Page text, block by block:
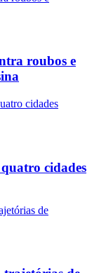
roubos e
cidades